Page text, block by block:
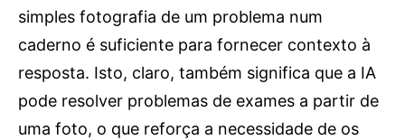
simples fotografia de um problema num
caderno é suficiente para fornecer contexto à
resposta. Isto, claro, também significa que a IA
pode resolver problemas de exames a partir de
uma foto, o que reforça a necessidade de os